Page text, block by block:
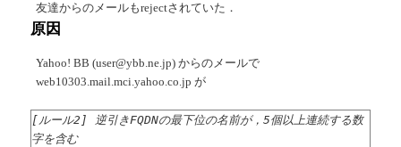
友達からのメールもrejectされていた．
原因
Yahoo! BB (user@ybb.ne.jp) からのメールで
web10303.mail.mci.yahoo.co.jp が
[ルール2] 逆引きFQDNの最下位の名前が，5個以上連続する数
字を含む